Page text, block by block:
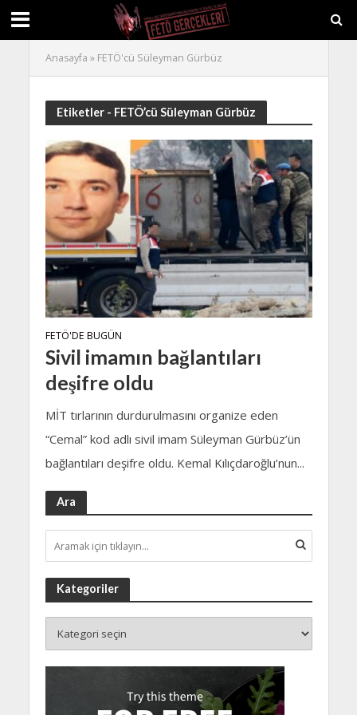
Anasayfa » FETÖ'cü Süleyman Gürbüz
Etiketler - FETÖ’cü Süleyman Gürbüz
FETÖ'DE BUGÜN
Sivil imamın bağlantıları
deşifre oldu
MİT tırlarının durdurulmasını organize eden
“Cemal” kod adlı sivil imam Süleyman Gürbüz’ün
bağlantıları deşifre oldu. Kemal Kılıçdaroğlu’nun...
Ara
Kategoriler